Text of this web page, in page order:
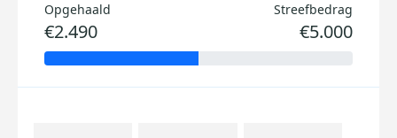
Opgehaald
€2.490
Streefbedrag
€5.000